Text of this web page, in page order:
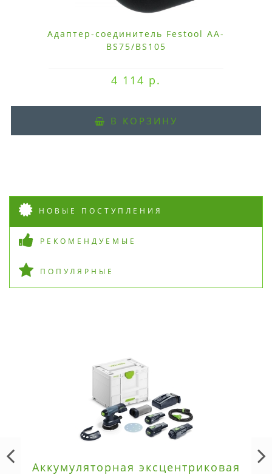
Адаптер-соединитель Festool AA-
BS75/BS105
4 114 р.
В КОРЗИНУ
НОВЫЕ ПОСТУПЛЕНИЯ
РЕКОМЕНДУЕМЫЕ
ПОПУЛЯРНЫЕ
Аккумуляторная эксцентриковая